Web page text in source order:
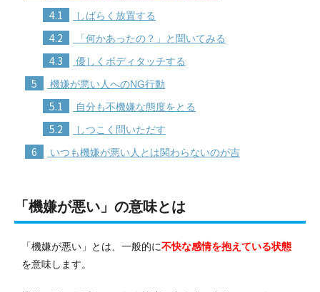
4.1 しばらく放置する
4.2 「何かあったの？」と聞いてみる
4.3 優しくボディタッチする
5 機嫌が悪い人へのNG行動
5.1 自分も不機嫌な態度をとる
5.2 しつこく問いただす
6 いつも機嫌が悪い人とは関わらないのが吉
「機嫌が悪い」の意味とは
「機嫌が悪い」とは、一般的に不快な感情を抱えている状態
を意味します。